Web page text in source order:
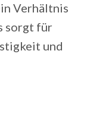
Verhältnis
sorgt für
und